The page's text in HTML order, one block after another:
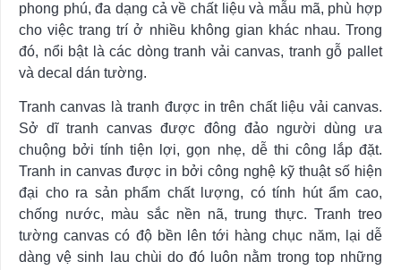
phong phú, đa dạng cả về chất liệu và mẫu mã, phù hợp
cho việc trang trí ở nhiều không gian khác nhau. Trong
đó, nổi bật là các dòng tranh vải canvas, tranh gỗ pallet
và decal dán tường.
Tranh canvas là tranh được in trên chất liệu vải canvas.
Sở dĩ tranh canvas được đông đảo người dùng ưa
chuộng bởi tính tiện lợi, gọn nhẹ, dễ thi công lắp đặt.
Tranh in canvas được in bởi công nghệ kỹ thuật số hiện
đại cho ra sản phẩm chất lượng, có tính hút ẩm cao,
chống nước, màu sắc nền nã, trung thực. Tranh treo
tường canvas có độ bền lên tới hàng chục năm, lại dễ
dàng vệ sinh lau chùi do đó luôn nằm trong top những